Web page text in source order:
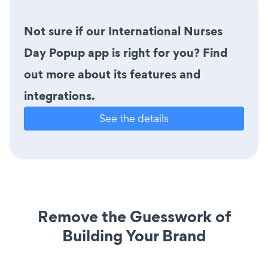
Not sure if our International Nurses
Day Popup app is right for you? Find
out more about its features and
integrations.
See the details
Remove the Guesswork of
Building Your Brand